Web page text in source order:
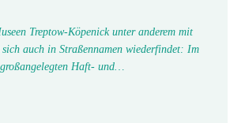
Treptow-Köpenick unter anderem mit
auch in Straßennamen wiederfindet: Im
Haft- und…